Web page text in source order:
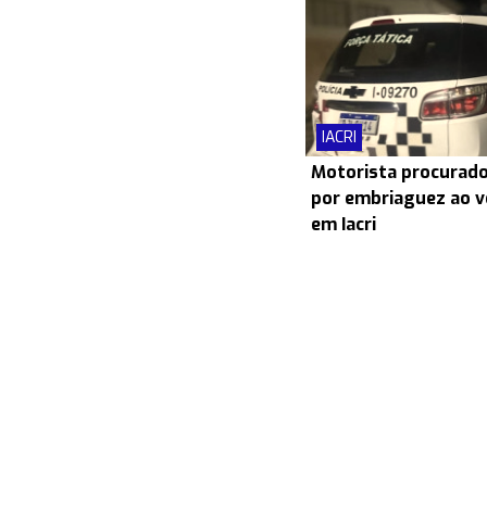
IACRI
Motorista
por embriaguez ao
em Iacri